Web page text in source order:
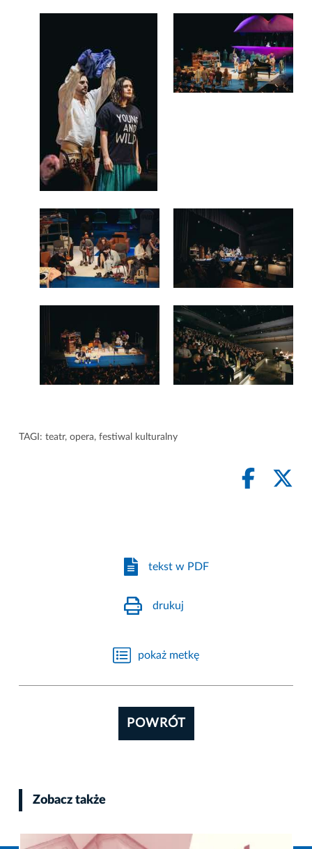
TAGI: teatr, opera, festiwal kulturalny
tekst w PDF
drukuj
pokaż metkę
POWRÓT
Zobacz także